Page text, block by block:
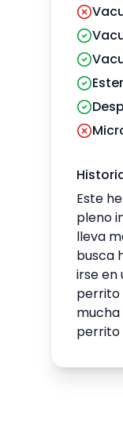
Este
pleno
lleva
busca
irse en
perrito
mucha
perrito